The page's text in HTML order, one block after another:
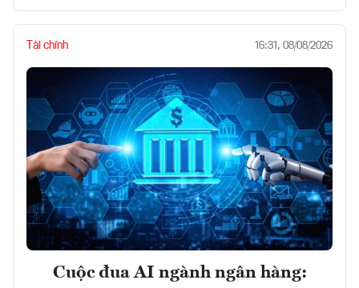
Tài chính 16:31, 08/08/2026
Cuộc đua AI ngành ngân hàng: